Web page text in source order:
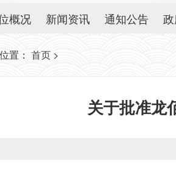
概况 新闻资讯 通知公告
置： 首页 >
关于批准龙